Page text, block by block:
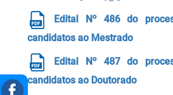
Edital Nº 486 do
candidatos ao Mestrado
Edital Nº 487 do
candidatos ao Doutorado